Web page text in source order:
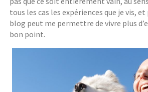
tous les cas les expériences que je vis,
blog peut me permettre de vivre plus
bon point.